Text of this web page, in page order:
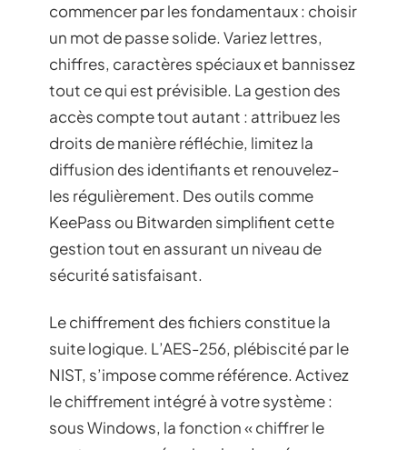
commencer par les fondamentaux : choisir
un mot de passe solide. Variez lettres,
chiffres, caractères spéciaux et bannissez
tout ce qui est prévisible. La gestion des
accès compte tout autant : attribuez les
droits de manière réfléchie, limitez la
diffusion des identifiants et renouvelez-
les régulièrement. Des outils comme
KeePass ou Bitwarden simplifient cette
gestion tout en assurant un niveau de
sécurité satisfaisant.
Le chiffrement des fichiers constitue la
suite logique. L’AES-256, plébiscité par le
NIST, s’impose comme référence. Activez
le chiffrement intégré à votre système :
sous Windows, la fonction « chiffrer le